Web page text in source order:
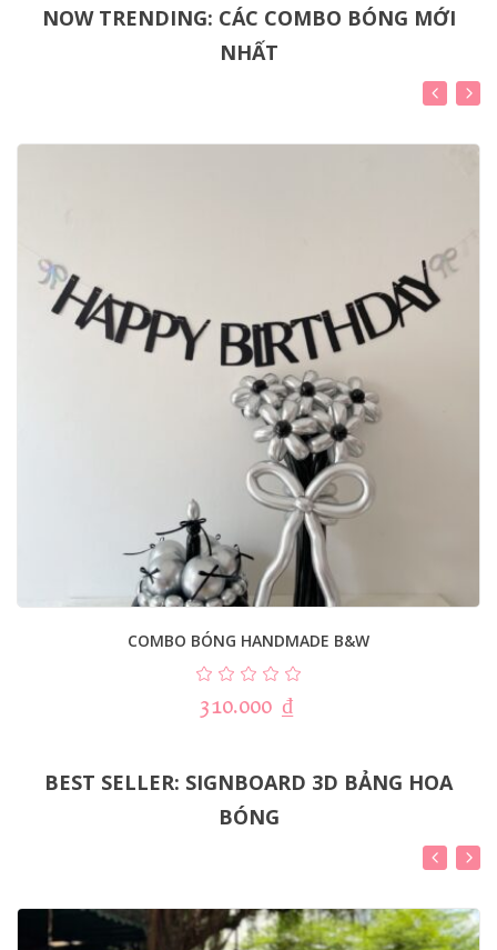
NOW TRENDING: CÁC COMBO BÓNG MỚI
NHẤT
COMBO BÓNG HANDMADE B&W
310.000 ₫
BEST SELLER: SIGNBOARD 3D BẢNG HOA
BÓNG